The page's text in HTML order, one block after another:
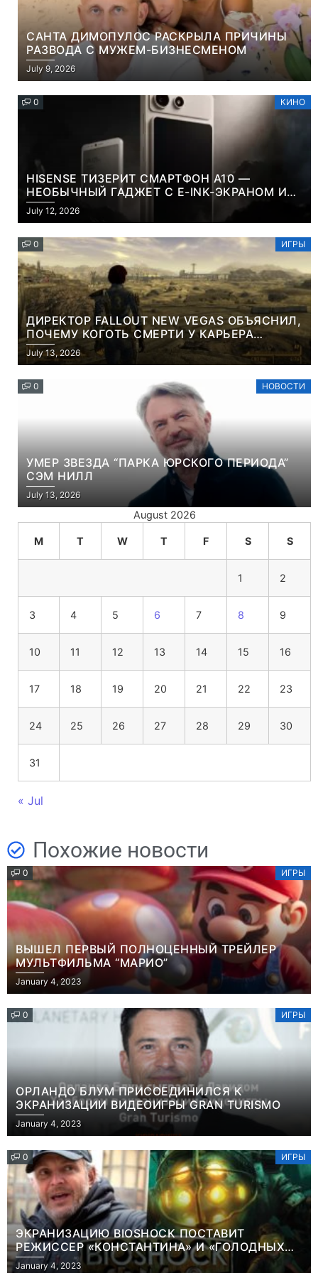
САНТА ДИМОПУЛОС РАСКРЫЛА ПРИЧИНЫ
РАЗВОДА С МУЖЕМ-БИЗНЕСМЕНОМ
July 9, 2026
0 КИНО
HISENSE ТИЗЕРИТ СМАРТФОН A10 —
НЕОБЫЧНЫЙ ГАДЖЕТ С E-INK-ЭКРАНОМ И
СЪЕМНОЙ LCD-ПАНЕЛЬЮ ДЛЯ ЦВЕТНОГО
КОНТЕНТА И СОЦСЕТЕЙ
July 12, 2026
0 ИГРЫ
ДИРЕКТОР FALLOUT NEW VEGAS ОБЪЯСНИЛ,
ПОЧЕМУ КОГОТЬ СМЕРТИ У КАРЬЕРА
НАМЕРЕННО СНОСИТ ВАМ ГОЛОВУ
July 13, 2026
0 НОВОСТИ
УМЕР ЗВЕЗДА “ПАРКА ЮРСКОГО ПЕРИОДА”
СЭМ НИЛЛ
July 13, 2026
August 2026
M T W T F S S
1 2
3 4 5 6 7 8 9
10 11 12 13 14 15 16
17 18 19 20 21 22 23
24 25 26 27 28 29 30
31
« Jul
Похожие новости
0 ИГРЫ
ВЫШЕЛ ПЕРВЫЙ ПОЛНОЦЕННЫЙ ТРЕЙЛЕР
МУЛЬТФИЛЬМА “МАРИО”
January 4, 2023
0 ИГРЫ
ОРЛАНДО БЛУМ ПРИСОЕДИНИЛСЯ К
ЭКРАНИЗАЦИИ ВИДЕОИГРЫ GRAN TURISMO
January 4, 2023
0 ИГРЫ
ЭКРАНИЗАЦИЮ BIOSHOCK ПОСТАВИТ
РЕЖИССЕР «КОНСТАНТИНА» И «ГОЛОДНЫХ
ИГР»
January 4, 2023